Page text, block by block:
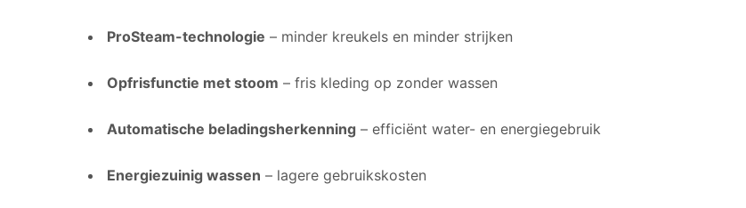
ProSteam-technologie – minder kreukels en minder strijken
Opfrisfunctie met stoom – fris kleding op zonder wassen
Automatische beladingsherkenning – efficiënt water- en energiegebruik
Energiezuinig wassen – lagere gebruikskosten